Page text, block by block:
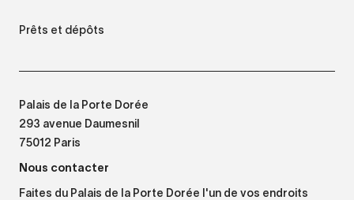
Prêts et dépôts
Palais de la Porte Dorée
293 avenue Daumesnil
75012 Paris
Nous contacter
Faites du Palais de la Porte Dorée l'un de vos endroits